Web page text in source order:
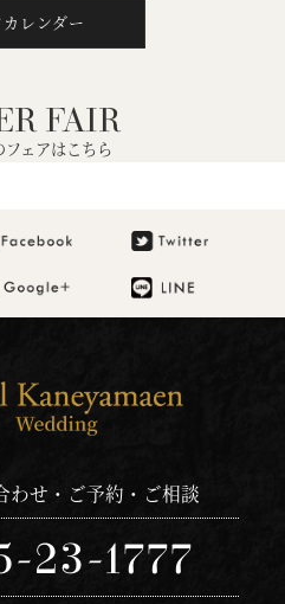
レンダー
FAIR
フェアはこちら
わせ・ご予約・ご相談
23-1777